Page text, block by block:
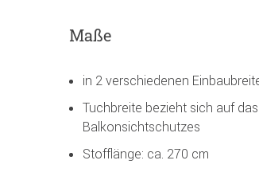
Maße
in 2 verschiedenen
Tuchbreite bezieht sich auf
Balkonsichtschutzes
Stofflänge: ca. 270 cm